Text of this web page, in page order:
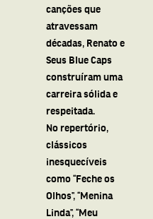
canções que
atravessam
décadas, Renato e
Seus Blue Caps
construíram uma
carreira sólida e
respeitada.
No repertório,
clássicos
inesquecíveis
como “Feche os
Olhos”, “Menina
Linda”, “Meu